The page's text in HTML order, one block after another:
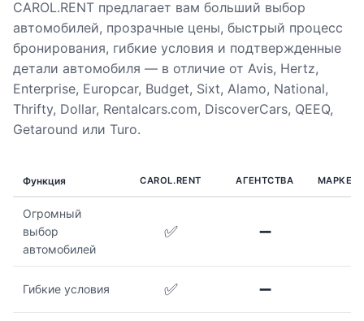
CAROL.RENT предлагает вам больший выбор
автомобилей, прозрачные цены, быстрый процесс
бронирования, гибкие условия и подтвержденные
детали автомобиля — в отличие от Avis, Hertz,
Enterprise, Europcar, Budget, Sixt, Alamo, National,
Thrifty, Dollar, Rentalcars.com, DiscoverCars, QEEQ,
Getaround или Turo.
Функция CAROL.RENT АГЕНТСТВА
Огромный
выбор
автомобилей
✅ ➖
Гибкие условия ✅ ➖